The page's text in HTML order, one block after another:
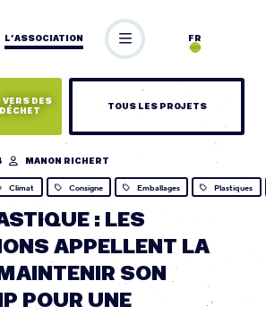
L’ASSOCIATION FR
DES
TOUS LES PROJETS
MANON RICHERT
Climat Consigne Emballages Plastiques
: LES
APPELLENT LA
SON
POUR UNE